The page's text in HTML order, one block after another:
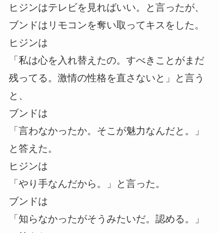
ヒジンはテレビを見ればいい。と言ったが、
ブンドはリモコンを奪い取ってキスをした。
ヒジンは
「私は心を入れ替えたの。すべきことがまだ
残ってる。激情の性格を直さないと」と言う
と、
ブンドは
「言わなかったか。そこが魅力なんだと。」
と答えた。
ヒジンは
「やり手なんだから。」と言った。
ブンドは
「知らなかったがそうみたいだ。認める。」